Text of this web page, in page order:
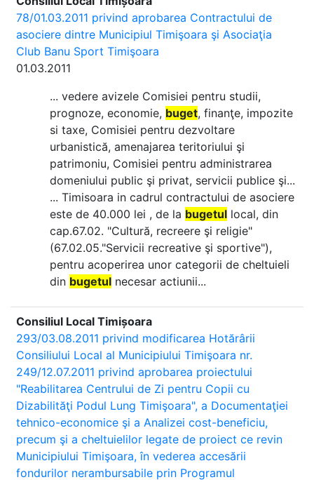
78/01.03.2011 privind aprobarea Contractului de
asociere dintre Municipiul Timişoara şi Asociaţia
Club Banu Sport Timişoara
01.03.2011
... vedere avizele Comisiei pentru studii,
prognoze, economie, buget, finanţe, impozite
si taxe, Comisiei pentru dezvoltare
urbanistică, amenajarea teritoriului şi
patrimoniu, Comisiei pentru administrarea
domeniului public şi privat, servicii publice şi...
... Timisoara in cadrul contractului de asociere
este de 40.000 lei , de la bugetul local, din
cap.67.02. "Cultură, recreere şi religie"
(67.02.05."Servicii recreative şi sportive"),
pentru acoperirea unor categorii de cheltuieli
din bugetul necesar actiunii...
Consiliul Local Timișoara
293/03.08.2011 privind modificarea Hotărârii
Consiliului Local al Municipiului Timişoara nr.
249/12.07.2011 privind aprobarea proiectului
"Reabilitarea Centrului de Zi pentru Copii cu
Dizabilităţi Podul Lung Timişoara", a Documentaţiei
tehnico-economice şi a Analizei cost-beneficiu,
precum şi a cheltuielilor legate de proiect ce revin
Municipiului Timişoara, în vederea accesării
fondurilor nerambursabile prin Programul